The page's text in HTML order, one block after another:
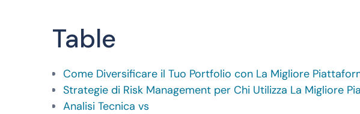
Table
Come Diversificare il Tuo Portfolio con La Migliore
Strategie di Risk Management per Chi Utilizza La Migliore
Analisi Tecnica vs